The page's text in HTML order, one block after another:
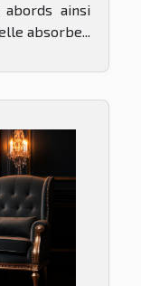
ainsi
absorbe...